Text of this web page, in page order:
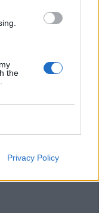
the
Privacy Policy
questo
la linea editoriale
I messaggi inclusi nei
dai singoli lettori che
preventivo. I commenti
in automatico dal